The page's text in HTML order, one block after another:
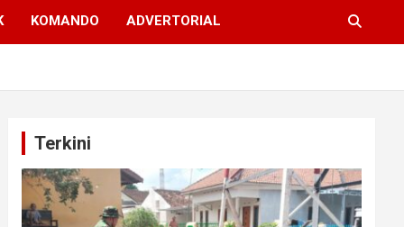
KOMANDO ADVERTORIAL
Terkini